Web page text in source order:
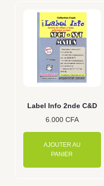
Label Info 2nde C&D
6.000 CFA
AJOUTER AU
PANIER